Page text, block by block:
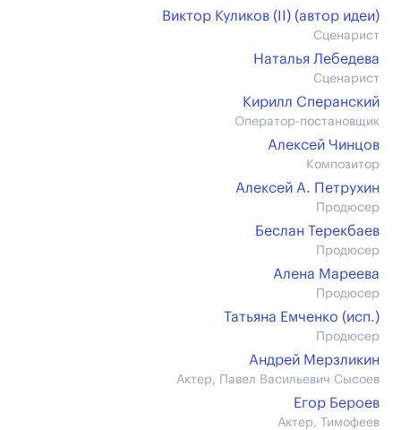
Виктор Куликов (II) (автор идеи)
Сценарист
Наталья Лебедева
Сценарист
Кирилл Сперанский
Оператор-постановщик
Алексей Чинцов
Композитор
Алексей А. Петрухин
Продюсер
Беслан Терекбаев
Продюсер
Алена Мареева
Продюсер
Татьяна Емченко (иcп.)
Продюсер
Андрей Мерзликин
Актер, Павел Васильевич Сысоев
Егор Бероев
Актер, Тимофеев